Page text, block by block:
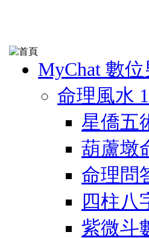
MyChat 數
命理風水
星僑五
葫蘆墩
命理問
四柱八
紫微斗